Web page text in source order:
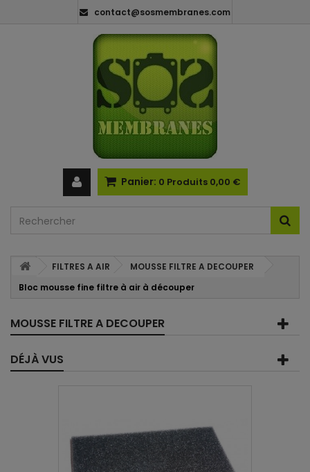
contact@sosmembranes.com
Panier: 0 Produits 0,00 €
FILTRES A AIR
MOUSSE FILTRE A DECOUPER
Bloc mousse fine filtre à air à découper
MOUSSE FILTRE A DECOUPER
DÉJÀ VUS